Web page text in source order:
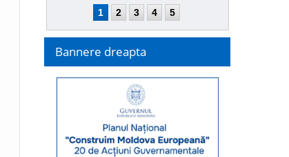
1 2 3 4 5
Bannere dreapta